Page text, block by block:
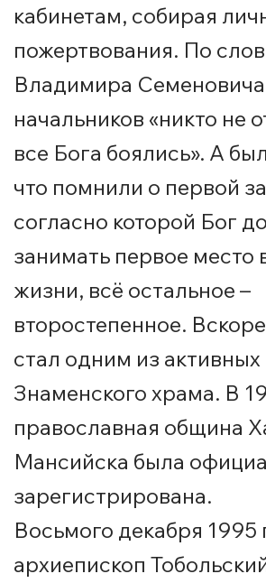
кабинетам, собирая
пожертвования. По
Владимира
начальников «никто не
все Бога боялись». А
что помнили о первой
согласно которой Бог
занимать первое место
жизни, всё остальное –
второстепенное.
стал одним из
Знаменского храма. В
православная община
Мансийска была
зарегистрирована.
Восьмого декабря 1995
архиепископ